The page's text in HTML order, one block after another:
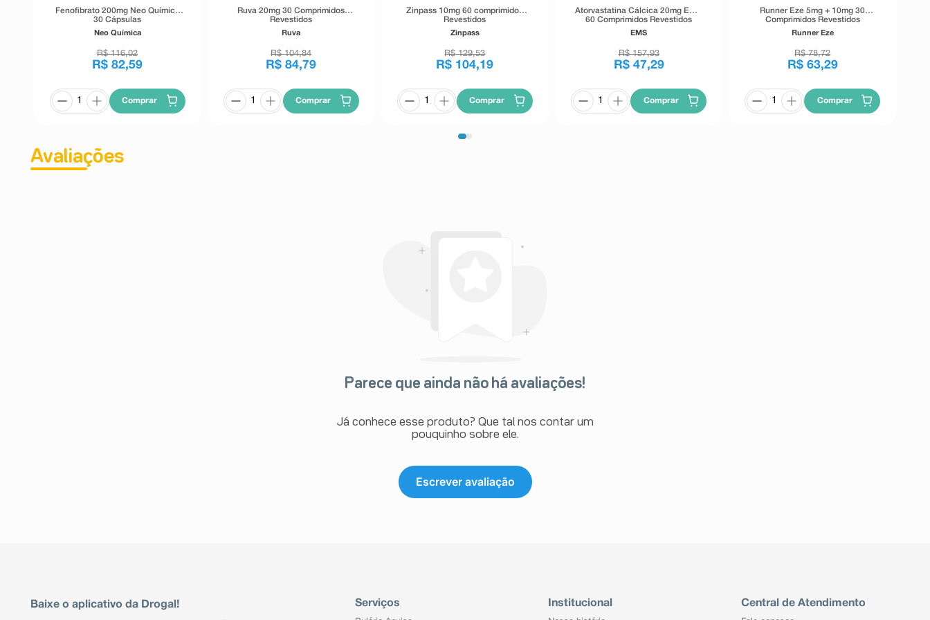
Fenofibrato 200mg Neo Química
30 Cápsulas
Neo Química
R$ 116,02
R$ 82,59
Comprar
Ruva 20mg 30 Comprimidos
Revestidos
Ruva
R$ 104,84
R$ 84,79
Comprar
Zinpass 10mg 60 comprimidos
Revestidos
Zinpass
R$ 129,53
R$ 104,19
Comprar
Atorvastatina Cálcica 20mg EMS
60 Comprimidos Revestidos
EMS
R$ 157,93
R$ 47,29
Comprar
Runner Eze 5mg + 10mg 30
Comprimidos Revestidos
Runner Eze
R$ 78,72
R$ 63,29
Comprar
Avaliações
Parece que ainda não há avaliações!
Já conhece esse produto? Que tal nos contar um
pouquinho sobre ele.
Escrever avaliação
Baixe o aplicativo da Drogal! Serviços Institucional Central de Atendimento